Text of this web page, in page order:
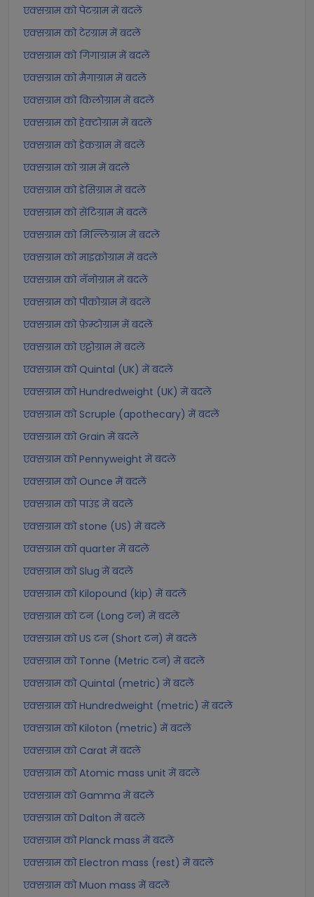
एक्सग्राम को पेटग्राम में बदलें
एक्सग्राम को टेरग्राम में बदलें
एक्सग्राम को गिगाग्राम में बदलें
एक्सग्राम को मैगाग्राम में बदलें
एक्सग्राम को किलोग्राम में बदलें
एक्सग्राम को हेक्टोग्राम में बदलें
एक्सग्राम को डेकग्राम में बदलें
एक्सग्राम को ग्राम में बदलें
एक्सग्राम को डेसिग्राम में बदलें
एक्सग्राम को सेंटिग्राम में बदलें
एक्सग्राम को मिल्लिग्राम में बदलें
एक्सग्राम को माइक्रोग्राम में बदलें
एक्सग्राम को नॅनोग्राम में बदलें
एक्सग्राम को पीकोग्राम में बदलें
एक्सग्राम को फ़ेम्टोग्राम में बदलें
एक्सग्राम को एट्टोग्राम में बदलें
एक्सग्राम को Quintal (UK) में बदलें
एक्सग्राम को Hundredweight (UK) में बदलें
एक्सग्राम को Scruple (apothecary) में बदलें
एक्सग्राम को Grain में बदलें
एक्सग्राम को Pennyweight में बदलें
एक्सग्राम को Ounce में बदलें
एक्सग्राम को पाउंड में बदलें
एक्सग्राम को stone (US) में बदलें
एक्सग्राम को quarter में बदलें
एक्सग्राम को Slug में बदलें
एक्सग्राम को Kilopound (kip) में बदलें
एक्सग्राम को टन (Long टन) में बदलें
एक्सग्राम को US टन (Short टन) में बदलें
एक्सग्राम को Tonne (Metric टन) में बदलें
एक्सग्राम को Quintal (metric) में बदलें
एक्सग्राम को Hundredweight (metric) में बदलें
एक्सग्राम को Kiloton (metric) में बदलें
एक्सग्राम को Carat में बदलें
एक्सग्राम को Atomic mass unit में बदलें
एक्सग्राम को Gamma में बदलें
एक्सग्राम को Dalton में बदलें
एक्सग्राम को Planck mass में बदलें
एक्सग्राम को Electron mass (rest) में बदलें
एक्सग्राम को Muon mass में बदलें